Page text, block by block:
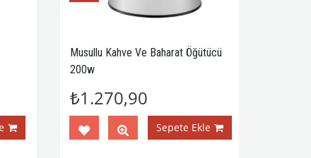
Musullu Kahve Ve Baharat Öğütücü
200w
₺1.270,90
Sepete Ekle